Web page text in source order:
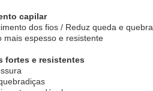
capilar
dos fios / Reduz queda e quebra
mais espesso e resistente
fortes e resistentes